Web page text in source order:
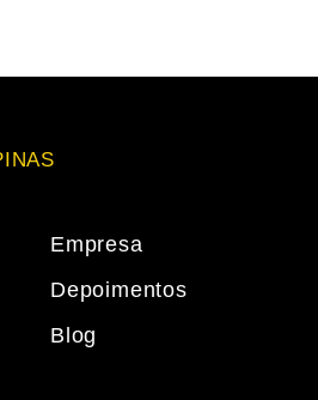
Empresa
Depoimentos
Blog